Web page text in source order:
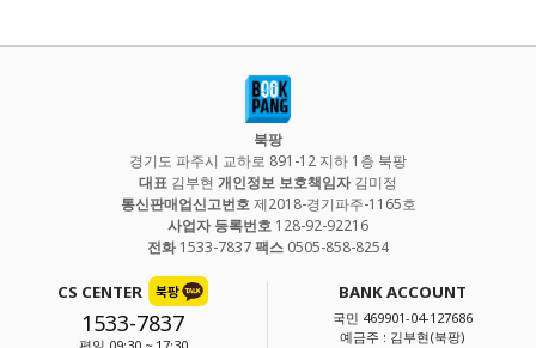
북팡
경기도 파주시 교하로 891-12 지하 1층 북팡
대표 김부현 개인정보 보호책임자김미정
통신판매업신고번호제2018-경기파주-1165호
사업자 등록번호 128-92-92216
전화1533-7837팩스 0505-858-8254
CS CENTER
1533-7837
BANK ACCOUNT
국민 469901-04-127686
예금주 : 김부현(북팡)